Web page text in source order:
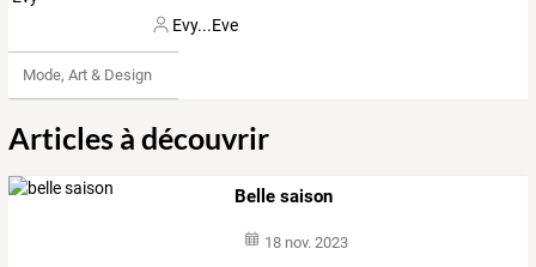
Evy...Eve
Mode, Art & Design
Articles à découvrir
Belle saison
18 nov. 2023